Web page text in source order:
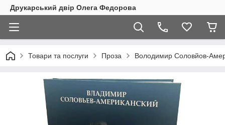
Друкарський двір Олега Федорова
Товари та послуги Проза Володимир Соловйов-